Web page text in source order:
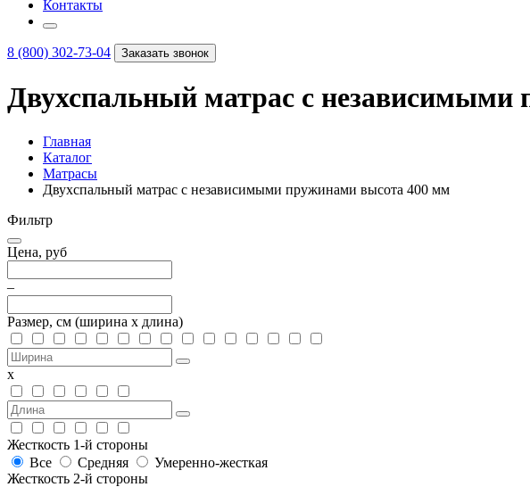
Контакты
8 (800) 302-73-04 Заказать звонок
Двухспальный матрас с
Главная
Каталог
Матрасы
Двухспальный матрас с независимыми пружинами высота 400 мм
Фильтр
Цена, руб
–
Размер, см (ширина х длина)
х
Жесткость 1-й стороны
Все
Средняя
Умеренно-жесткая
Жесткость 2-й стороны